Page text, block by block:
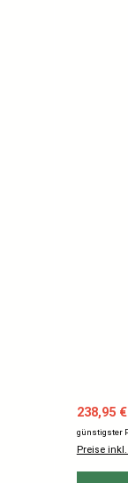
238,95 €
günstigster
Preise